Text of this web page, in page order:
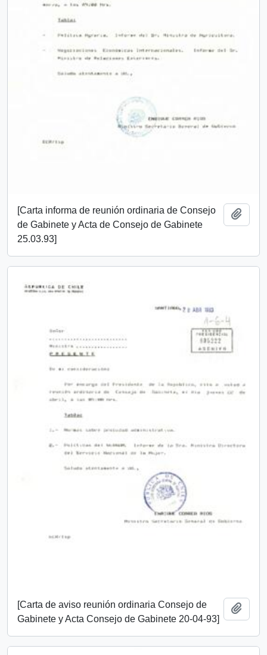
[Carta informa de reunión ordinaria de Consejo
de Gabinete y Acta de Consejo de Gabinete
25.03.93]
[Carta de aviso reunión ordinaria Consejo de
Gabinete y Acta Consejo de Gabinete 20-04-93]